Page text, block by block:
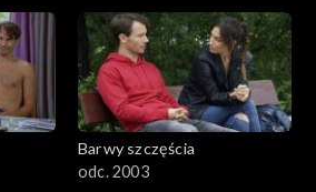
Barwy szczęścia
odc. 2003